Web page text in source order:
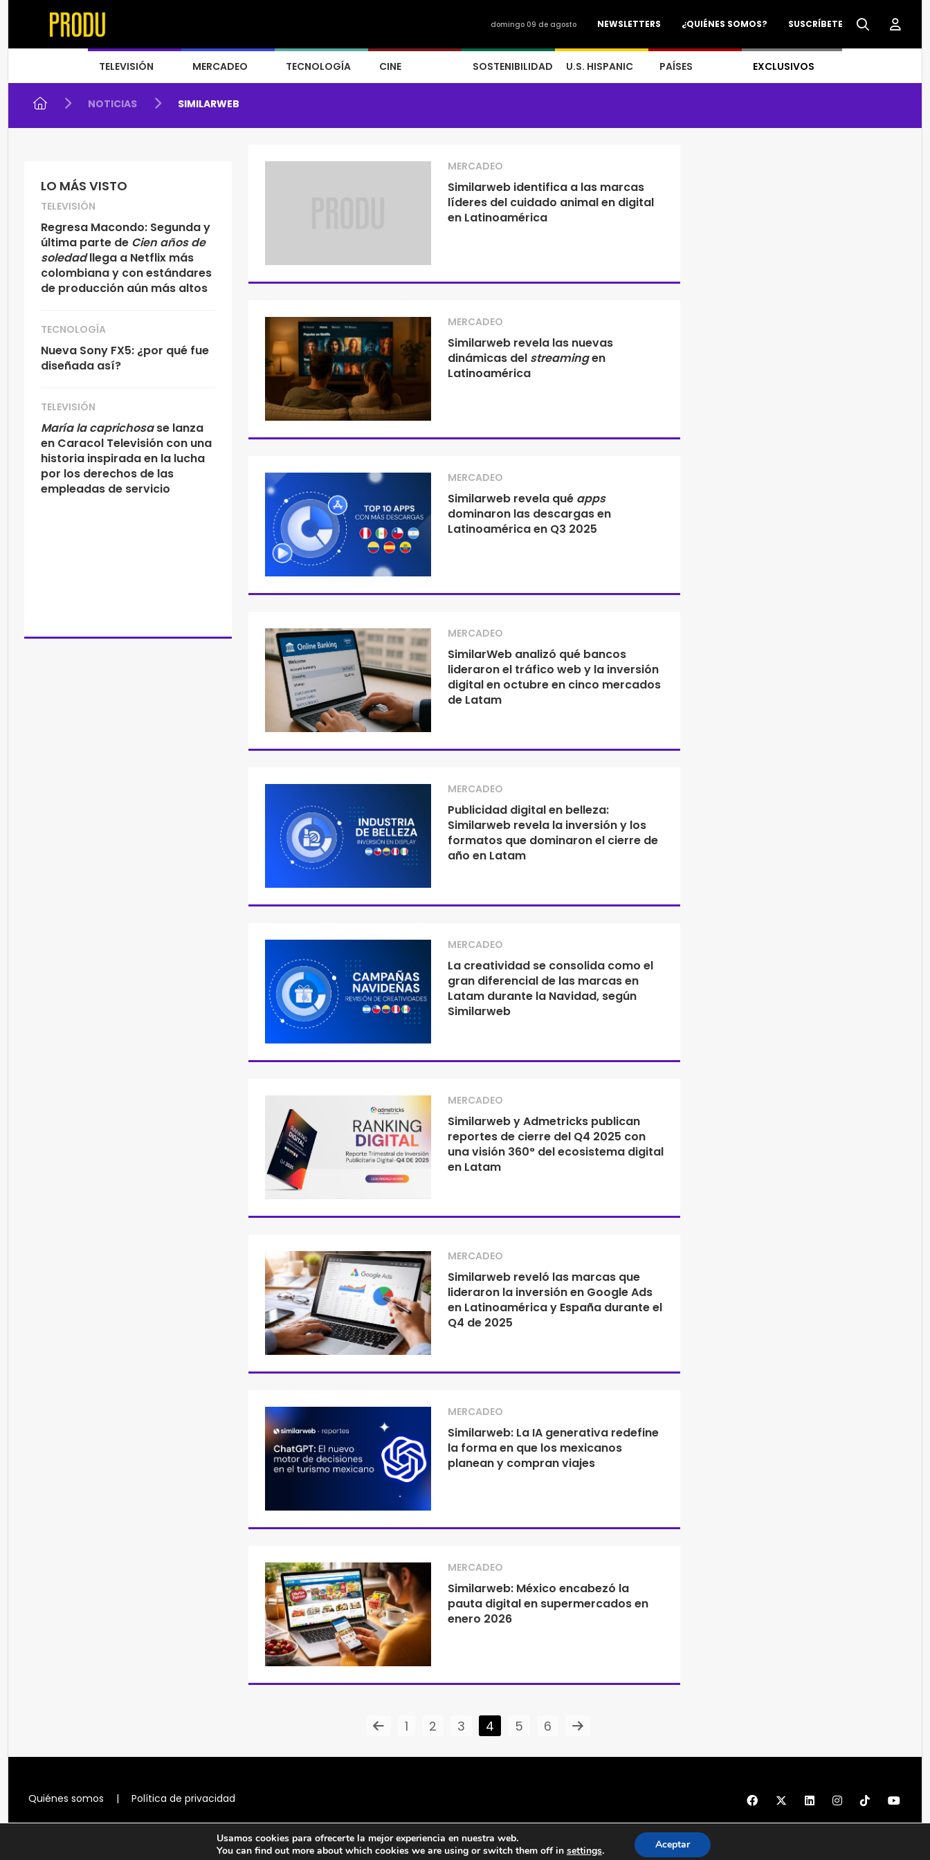
SUSCRÍBETE
¿QUIÉNES SOMOS?
NEWSLETTERS
domingo 09 de agosto
TELEVISIÓN MERCADEO TECNOLOGÍA CINE SOSTENIBILIDAD U.S. HISPANIC PAÍSES EXCLUSIVOS
NOTICIAS SIMILARWEB
LO MÁS VISTO
TELEVISIÓN
Regresa Macondo: Segunda y
última parte de Cien años de
soledadllega a Netflix más
colombiana y con estándares
de producción aún más altos
TECNOLOGÍA
Nueva Sony FX5: ¿por qué fue
diseñada así?
TELEVISIÓN
María la caprichosase lanza
en Caracol Televisión con una
historia inspirada en la lucha
por los derechos de las
empleadas de servicio
MERCADEO
Similarweb identifica a las marcas
líderes del cuidado animal en digital
en Latinoamérica
MERCADEO
Similarweb revela las nuevas
dinámicas del streamingen
Latinoamérica
MERCADEO
Similarweb revela qué apps
dominaron las descargas en
Latinoamérica en Q3 2025
MERCADEO
SimilarWeb analizó qué bancos
lideraron el tráfico web y la inversión
digital en octubre en cinco mercados
de Latam
MERCADEO
Publicidad digital en belleza:
Similarweb revela la inversión y los
formatos que dominaron el cierre de
año en Latam
MERCADEO
La creatividad se consolida como el
gran diferencial de las marcas en
Latam durante la Navidad, según
Similarweb
MERCADEO
Similarweb y Admetricks publican
reportes de cierre del Q4 2025 con
una visión 360° del ecosistema digital
en Latam
MERCADEO
Similarweb reveló las marcas que
lideraron la inversión en Google Ads
en Latinoamérica y España durante el
Q4 de 2025
MERCADEO
Similarweb: La IA generativa redefine
la forma en que los mexicanos
planean y compran viajes
MERCADEO
Similarweb: México encabezó la
pauta digital en supermercados en
enero 2026
1 2 3 4 5 6
Quiénes somos | Política de privacidad
© 1997 - 2026 PRODU - Todos los derechos reservados
Usamos cookies para ofrecerte la mejor experiencia en nuestra web.
You can find out more about which cookies we are using or switch them off in settings. Aceptar